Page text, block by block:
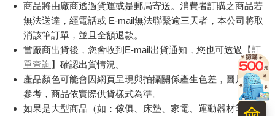
商品將由廠商透過貨運或是郵局寄送。消費者訂購之商品若
無法送達，經電話或 E-mail無法聯繫逾三天者，本公司將取
消該筆訂單，並且全額退款。
當廠商出貨後，您會收到E-mail出貨通知，您也可透過【訂
單查詢】確認出貨情況。
產品顏色可能會因網頁呈現與拍攝關係產生色差，圖片僅供
參考，商品依實際供貨樣式為準。
如果是大型商品（如：傢俱、床墊、家電、運動器材等）及